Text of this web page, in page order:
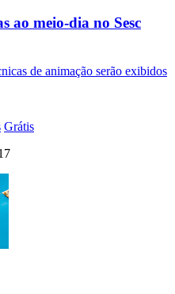
ao meio-dia no Sesc
de animação serão exibidos
Grátis